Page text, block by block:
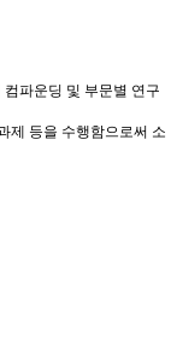
파운딩 및 부문별 연구
제 등을 수행함으로써 소